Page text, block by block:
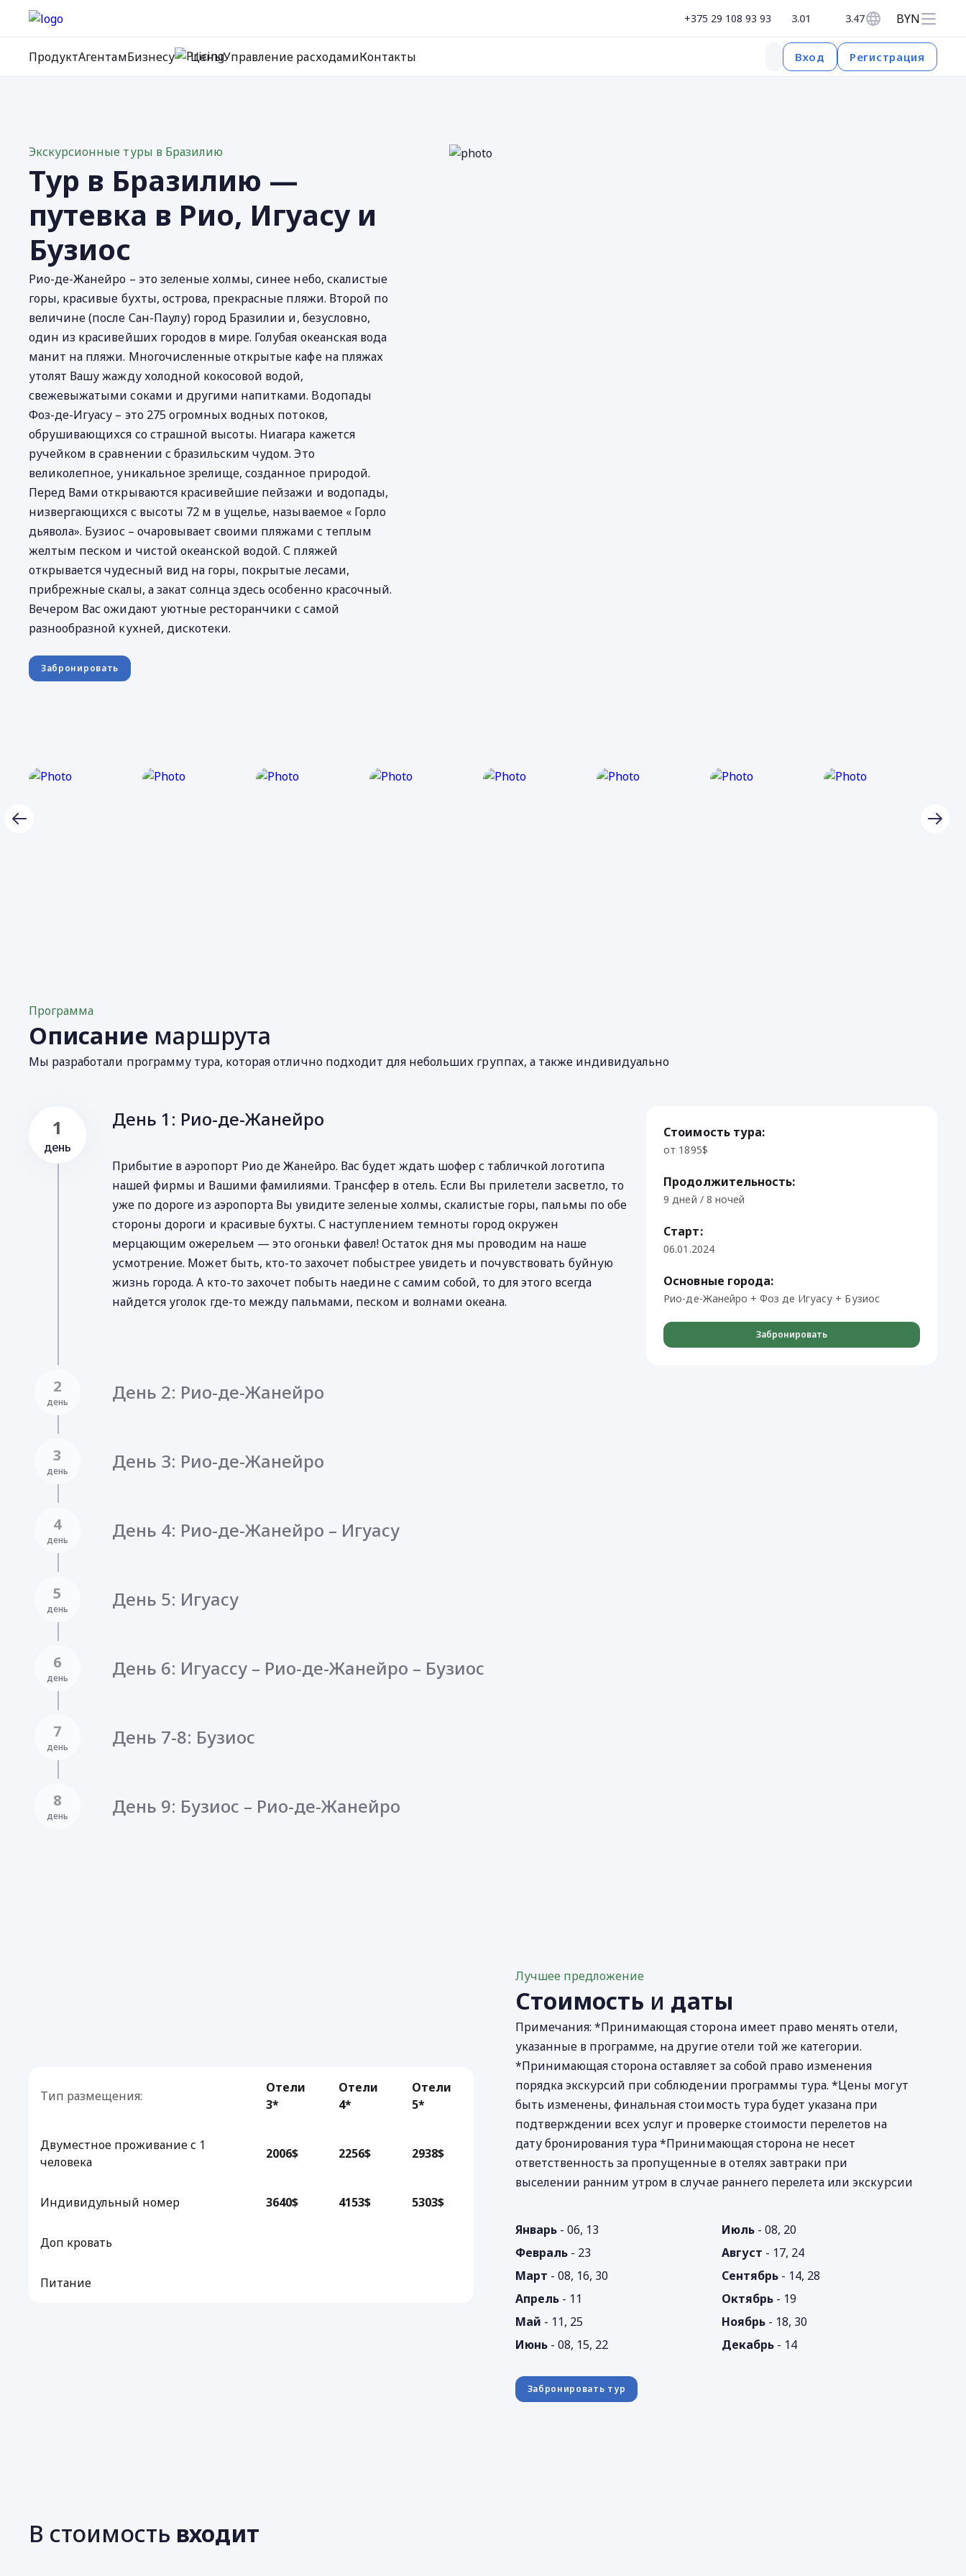
+375 29 108 93 93 3.01 3.47 BYN
ПродуктАгентамБизнесу ЦеныУправление расходамиКонтакты Вход Регистрация
Экскурсионные туры в Бразилию
Тур в Бразилию —
путевка в Рио, Игуасу и
Бузиос
Рио-де-Жанейро – это зеленые холмы, синее небо, скалистые
горы, красивые бухты, острова, прекрасные пляжи. Второй по
величине (после Сан-Паулу) город Бразилии и, безусловно,
один из красивейших городов в мире. Голубая океанская вода
манит на пляжи. Многочисленные открытые кафе на пляжах
утолят Вашу жажду холодной кокосовой водой,
свежевыжатыми соками и другими напитками. Bодопады
Фоз-де-Игуасу – это 275 огромных водных потоков,
обрушивающихся со страшной высоты. Ниагара кажется
ручейком в сравнении с бразильским чудом. Это
великолепное, уникальное зрелище, созданное природой.
Перед Вами открываются красивейшие пейзажи и водопады,
низвергающихся с высоты 72 м в ущелье, называемое « Горло
дьявола». Бузиос – очаровывает своими пляжами с теплым
желтым песком и чистой океанской водой. С пляжей
открывается чудесный вид на горы, покрытые лесами,
прибрежные скалы, а закат солнца здесь особенно красочный.
Вечером Вас ожидают уютные ресторанчики с самой
разнообразной кухней, дискотеки.
Забронировать
Программа
Описание маршрута
Мы разработали программу тура, которая отлично подходит для небольших группах, а также индивидуально
1
день
День 1: Рио-де-Жанейро
Прибытие в аэропорт Рио де Жанейро. Вас будет ждать шофер с табличкой логотипа
нашей фирмы и Вашими фамилиями. Трансфер в отель. Если Вы прилетели засветло, то
уже по дороге из аэропорта Вы увидите зеленые холмы, скалистые горы, пальмы по обе
стороны дороги и красивые бухты. С наступлением темноты город окружен
мерцающим ожерельем — это огоньки фавел! Остаток дня мы проводим на наше
усмотрение. Может быть, кто-то захочет побыстрее увидеть и почувствовать буйную
жизнь города. А кто-то захочет побыть наедине с самим собой, то для этого всегда
найдется уголок где-то между пальмами, песком и волнами океана.
2
день День 2: Рио-де-Жанейро
3
день День 3: Рио-де-Жанейро
4
день День 4: Рио-де-Жанейро – Игуасу
5
день День 5: Игуасу
6
день День 6: Игуассу – Рио-де-Жанейро – Бузиос
7
день День 7-8: Бузиос
8
день День 9: Бузиос – Рио-де-Жанейро
Стоимость тура:
от 1895$
Продолжительность:
9 дней / 8 ночей
Старт:
06.01.2024
Основные города:
Рио-де-Жанейро + Фоз де Игуасу + Бузиос
Забронировать
Тип размещения:
Отели
3*
Отели
4*
Отели
5*
Двуместное проживание с 1
человека
2006$ 2256$ 2938$
Индивидульный номер 3640$ 4153$ 5303$
Доп кровать
Питание
Лучшее предложение
Стоимость и даты
Примечания: *Принимающая сторона имеет право менять отели,
указанные в программе, на другие отели той же категории.
*Принимающая сторона оставляет за собой право изменения
порядка экскурсий при соблюдении программы тура. *Цены могут
быть изменены, финальная стоимость тура будет указана при
подтверждении всех услуг и проверке стоимости перелетов на
дату бронирования тура *Принимающая сторона не несет
ответственность за пропущенные в отелях завтраки при
выселении ранним утром в случае раннего перелета или экскурсии
Январь- 06, 13
Февраль- 23
Март - 08, 16, 30
Апрель- 11
Май - 11, 25
Июнь- 08, 15, 22
Июль - 08, 20
Август - 17, 24
Сентябрь - 14, 28
Октябрь - 19
Ноябрь - 18, 30
Декабрь - 14
Забронировать тур
В стоимость входит